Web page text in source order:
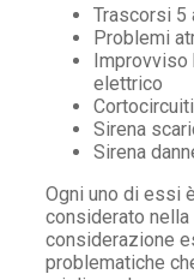
Trascorsi 5
Problemi
Improvviso
elettrico
Cortocircuiti
Sirena
Sirena
Ogni uno di essi
considerato
considerazione
problematiche